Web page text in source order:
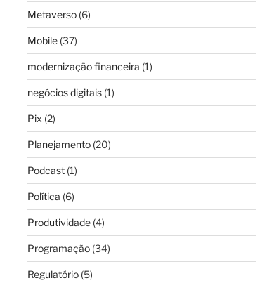
Metaverso(6)
Mobile(37)
modernização financeira (1)
negócios digitais(1)
Pix (2)
Planejamento(20)
Podcast(1)
Política (6)
Produtividade(4)
Programação(34)
Regulatório(5)